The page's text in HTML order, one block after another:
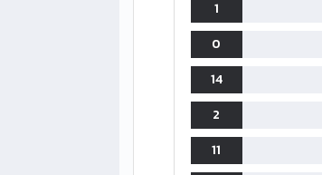
1
0
14
2
11